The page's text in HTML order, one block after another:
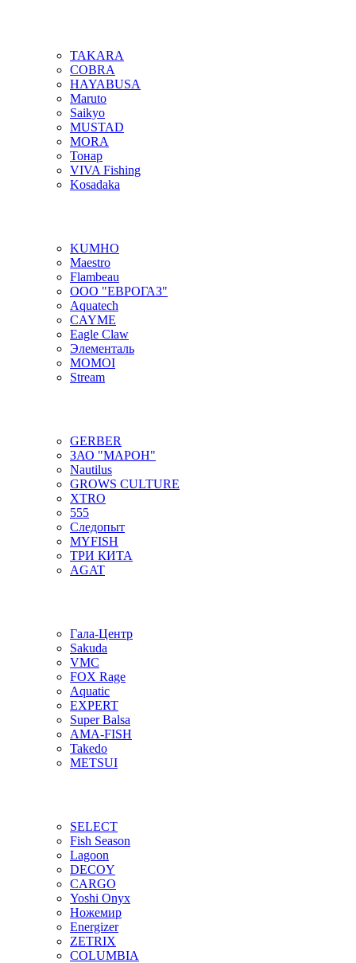
TAKARA
COBRA
HAYABUSA
Maruto
Saikyo
MUSTAD
MORA
Тонар
VIVA Fishing
Kosadaka
KUMHO
Maestro
Flambeau
ООО "ЕВРОГАЗ"
Aquatech
CAYME
Eagle Claw
Элементаль
MOMOI
Stream
GERBER
ЗАО "МАРОН"
Nautilus
GROWS CULTURE
XTRO
555
Следопыт
MYFISH
ТРИ КИТА
AGAT
Гала-Центр
Sakuda
VMC
FOX Rage
Aquatic
EXPERT
Super Balsa
AMA-FISH
Takedo
METSUI
SELECT
Fish Season
Lagoon
DECOY
CARGO
Yoshi Onyx
Ножемир
Energizer
ZETRIX
COLUMBIA